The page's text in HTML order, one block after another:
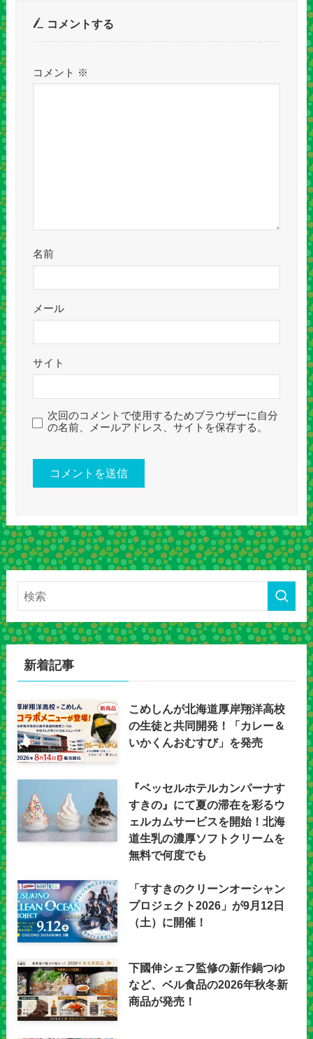
コメントする
コメント ※
名前
メール
サイト
次回のコメントで使用するためブラウザーに自分
の名前、メールアドレス、サイトを保存する。
新着記事
こめしんが北海道厚岸翔洋高校
の生徒と共同開発！「カレー＆
いかくんおむすび」を発売
『ベッセルホテルカンパーナす
すきの』にて夏の滞在を彩るウ
ェルカムサービスを開始！北海
道生乳の濃厚ソフトクリームを
無料で何度でも
「すすきのクリーンオーシャン
プロジェクト2026」が9月12日
（土）に開催！
下國伸シェフ監修の新作鍋つゆ
など、ベル食品の2026年秋冬新
商品が発売！